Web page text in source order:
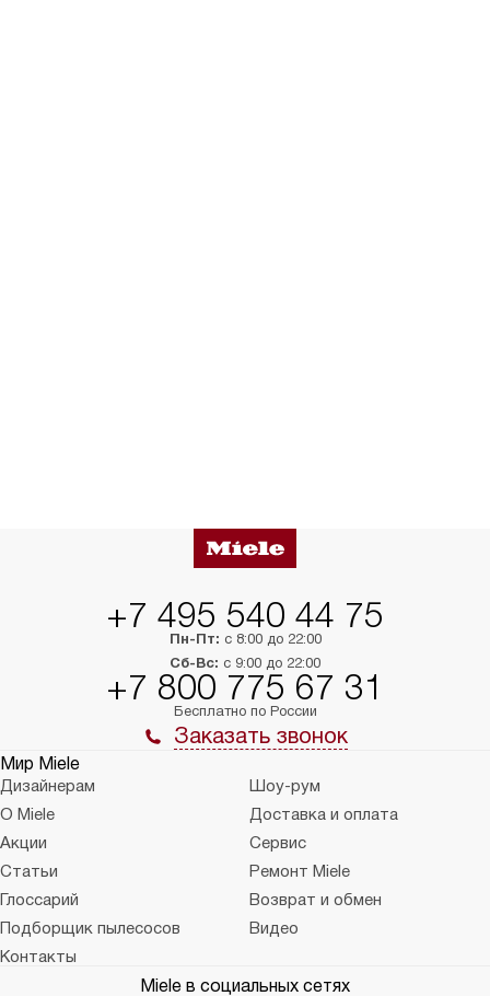
+7 495 540 44 75
Пн-Пт: с 8:00 до 22:00
Сб-Вс: с 9:00 до 22:00
+7 800 775 67 31
Бесплатно по России
Заказать звонок
Мир Miele
Дизайнерам
Шоу-рум
О Miele
Доставка и оплата
Акции
Сервис
Статьи
Ремонт Miele
Глоссарий
Возврат и обмен
Подборщик пылесосов
Видео
Контакты
Miele в социальных сетях